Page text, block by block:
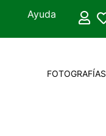
Ayuda
FOTOGRAFÍAS